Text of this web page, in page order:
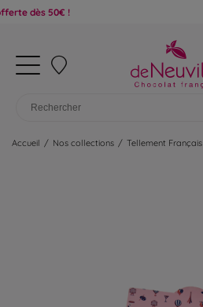
!
Accueil / Nos collections / Tellement Français